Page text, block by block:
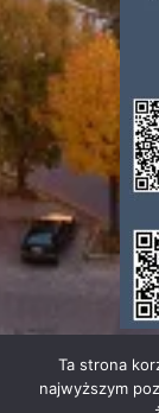
© 2023 |
Ta strona
najwyższym